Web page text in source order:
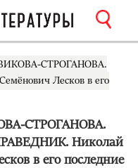
СТРОГАНОВА.
Лесков в его
СТРОГАНОВА.
Николай
в его последние